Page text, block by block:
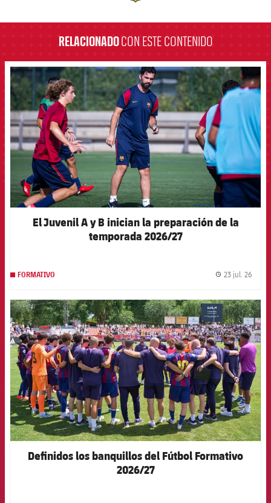
RELACIONADOCON ESTE CONTENIDO
FCB Barcelona badge
El Juvenil A y B inician la preparación de la
temporada 2026/27
FORMATIVO 23 jul. 26
FCB Barcelona badge
Definidos los banquillos del Fútbol Formativo
2026/27